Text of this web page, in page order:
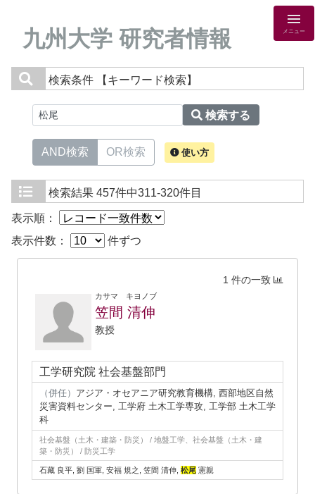
九州大学 研究者情報 メニュー
検索条件 【キーワード検索】
検索する
AND検索 OR検索 使い方
検索結果 457件中311-320件目
表示順：
表示件数：
件ずつ
1 件の一致
カサマ キヨノブ
笠間 清伸
教授
工学研究院 社会基盤部門
（併任） アジア・オセアニア研究教育機構, 西部地区自然
災害資料センター, 工学府 土木工学専攻, 工学部 土木工学
科
社会基盤（土木・建築・防災） / 地盤工学、社会基盤（土木・建
築・防災） / 防災工学
石藏 良平, 劉 国軍, 安福 規之, 笠間 清伸, 松尾 憲親